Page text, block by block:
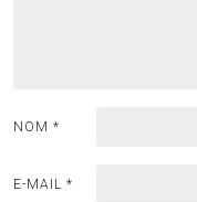
NOM *
E-MAIL *